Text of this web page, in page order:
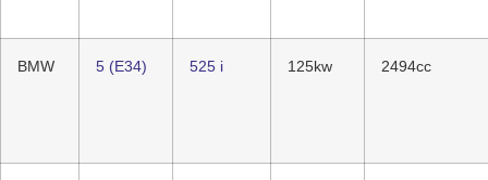
BMW 5 (E34) 525 i 125kw 2494cc